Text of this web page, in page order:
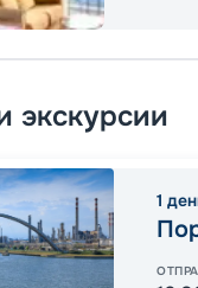
экскурсии
1